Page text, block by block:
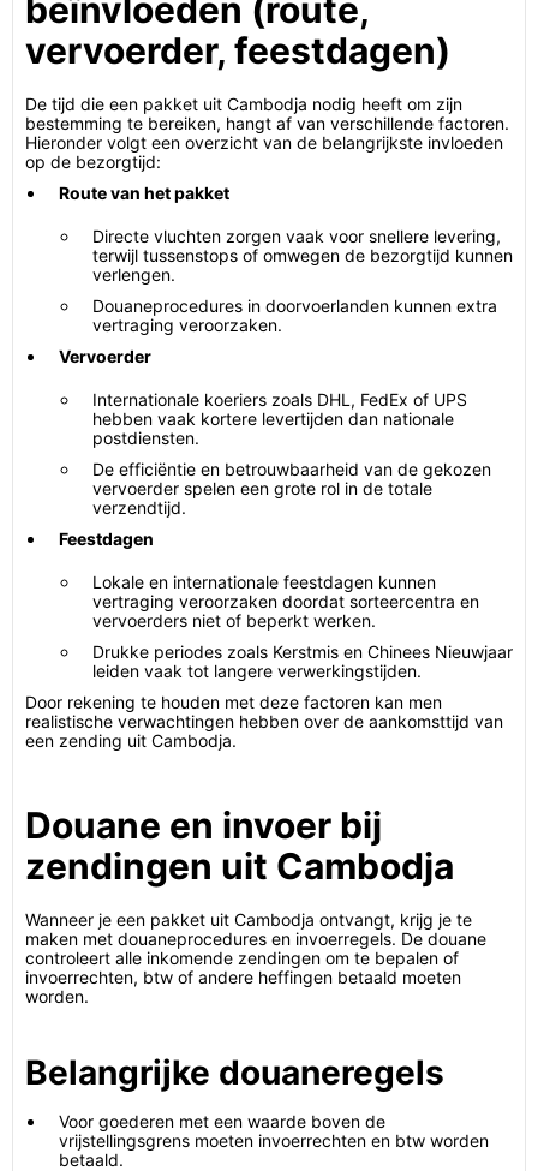
beïnvloeden (route,
vervoerder, feestdagen)
De tijd die een pakket uit Cambodja nodig heeft om zijn
bestemming te bereiken, hangt af van verschillende factoren.
Hieronder volgt een overzicht van de belangrijkste invloeden
op de bezorgtijd:
Route van het pakket
Directe vluchten zorgen vaak voor snellere levering,
terwijl tussenstops of omwegen de bezorgtijd kunnen
verlengen.
Douaneprocedures in doorvoerlanden kunnen extra
vertraging veroorzaken.
Vervoerder
Internationale koeriers zoals DHL, FedEx of UPS
hebben vaak kortere levertijden dan nationale
postdiensten.
De efficiëntie en betrouwbaarheid van de gekozen
vervoerder spelen een grote rol in de totale
verzendtijd.
Feestdagen
Lokale en internationale feestdagen kunnen
vertraging veroorzaken doordat sorteercentra en
vervoerders niet of beperkt werken.
Drukke periodes zoals Kerstmis en Chinees Nieuwjaar
leiden vaak tot langere verwerkingstijden.
Door rekening te houden met deze factoren kan men
realistische verwachtingen hebben over de aankomsttijd van
een zending uit Cambodja.
Douane en invoer bij
zendingen uit Cambodja
Wanneer je een pakket uit Cambodja ontvangt, krijg je te
maken met douaneprocedures en invoerregels. De douane
controleert alle inkomende zendingen om te bepalen of
invoerrechten, btw of andere heffingen betaald moeten
worden.
Belangrijke douaneregels
Voor goederen met een waarde boven de
vrijstellingsgrens moeten invoerrechten en btw worden
betaald.